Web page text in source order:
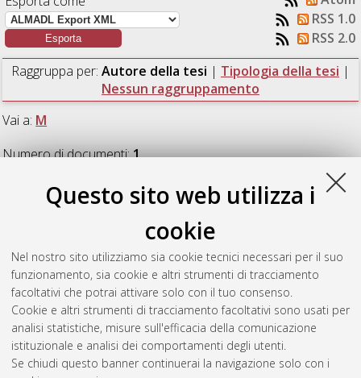
Questo sito web utilizza i
cookie
Nel nostro sito utilizziamo sia cookie tecnici necessari per il suo
funzionamento, sia cookie e altri strumenti di tracciamento
facoltativi che potrai attivare solo con il tuo consenso.
Cookie e altri strumenti di tracciamento facoltativi sono usati per
analisi statistiche, misure sull'efficacia della comunicazione
istituzionale e analisi dei comportamenti degli utenti.
Se chiudi questo banner continuerai la navigazione solo con i
RSS 1.0
RSS 2.0
Raggruppa per: Autore della tesi | Tipologia della tesi |
Nessun raggruppamento
Vai a: M
Numero di documenti:1.
tablets uniformity detection system with AI techniques.[Laurea
magistrale], Università di Bologna, Corso di Studio inArtificial
intelligence [LM-DM270], Documento full-text non disponibile
Questa lista e' stata generata ilSat Aug 8 03:42:55 2026
CEST